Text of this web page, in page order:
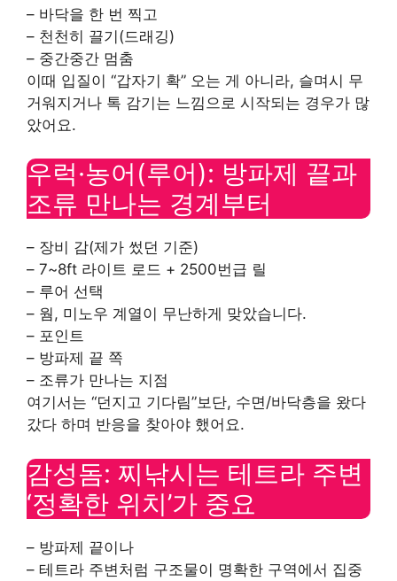
– 바닥을 한 번 찍고
– 천천히 끌기(드래깅)
– 중간중간 멈춤
이때 입질이 “갑자기 확” 오는 게 아니라, 슬며시 무
거워지거나 톡 감기는 느낌으로 시작되는 경우가 많
았어요.
우럭·농어(루어): 방파제 끝과
조류 만나는 경계부터
– 장비 감(제가 썼던 기준)
– 7~8ft 라이트 로드 + 2500번급 릴
– 루어 선택
– 웜, 미노우 계열이 무난하게 맞았습니다.
– 포인트
– 방파제 끝 쪽
– 조류가 만나는 지점
여기서는 “던지고 기다림”보단, 수면/바닥층을 왔다
갔다 하며 반응을 찾아야 했어요.
감성돔: 찌낚시는 테트라 주변
‘정확한 위치’가 중요
– 방파제 끝이나
– 테트라 주변처럼 구조물이 명확한 구역에서 집중